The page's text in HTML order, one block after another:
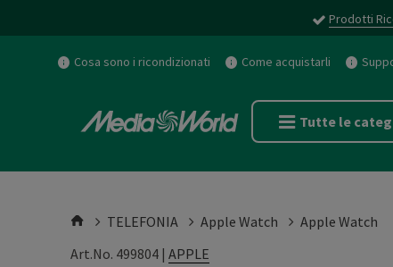
Prodotti
Cosa sono i ricondizionati Come acquistarli
Tutte le
TELEFONIA Apple Watch
Apple Watch
Art.No. 499804 | APPLE